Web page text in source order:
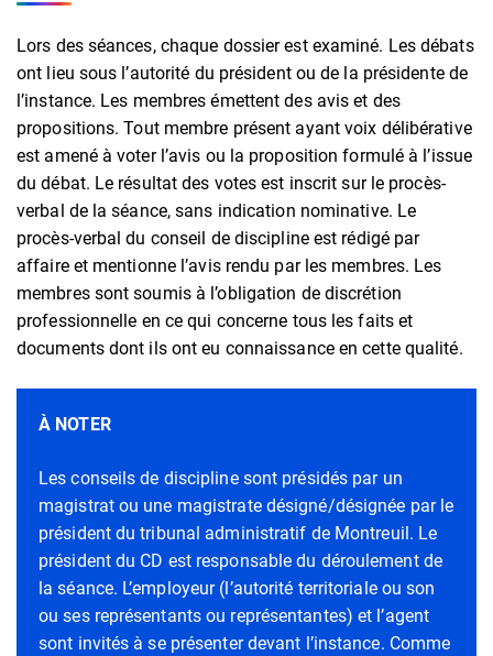
Lors des séances, chaque dossier est examiné. Les débats
ont lieu sous l’autorité du président ou de la présidente de
l’instance. Les membres émettent des avis et des
propositions. Tout membre présent ayant voix délibérative
est amené à voter l’avis ou la proposition formulé à l’issue
du débat. Le résultat des votes est inscrit sur le procès-
verbal de la séance, sans indication nominative. Le
procès-verbal du conseil de discipline est rédigé par
affaire et mentionne l’avis rendu par les membres. Les
membres sont soumis à l’obligation de discrétion
professionnelle en ce qui concerne tous les faits et
documents dont ils ont eu connaissance en cette qualité.
À NOTER
Les conseils de discipline sont présidés par un
magistrat ou une magistrate désigné/désignée par le
président du tribunal administratif de Montreuil. Le
président du CD est responsable du déroulement de
la séance. L’employeur (l’autorité territoriale ou son
ou ses représentants ou représentantes) et l’agent
sont invités à se présenter devant l’instance. Comme